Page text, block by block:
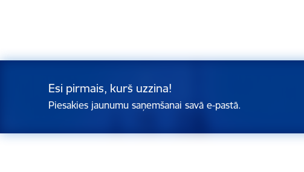
Esi pirmais, kurš uzzina!
Piesakies jaunumu saņemšanai savā e-pastā.